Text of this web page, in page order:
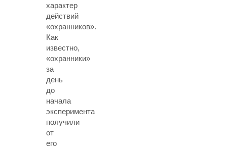
характер
действий
«охранников».
Как
известно,
«охранники»
за
день
до
начала
эксперимента
получили
от
его